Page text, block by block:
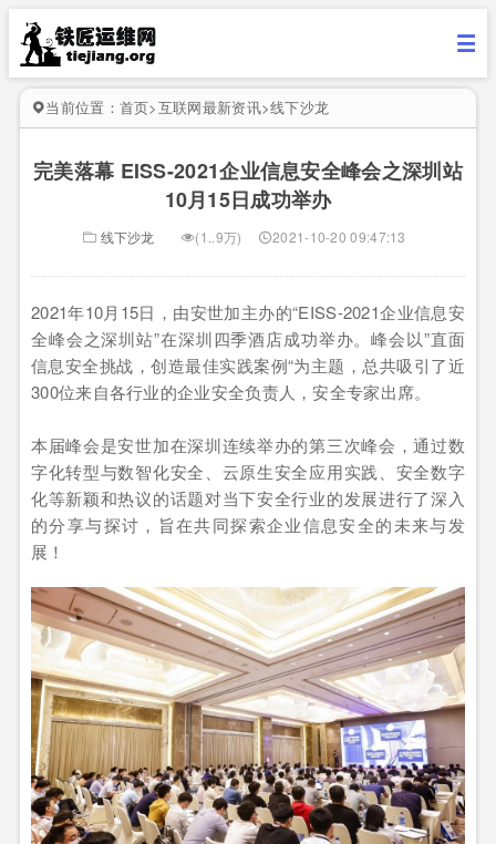
当前位置： 首页>互联网最新资讯>线下沙龙
完美落幕 EISS-2021企业信息安全峰会之深圳站
10月15日成功举办
线下沙龙 (1..9万) 2021-10-20 09:47:13
2021年10月15日，由安世加主办的“EISS-2021企业信息安
全峰会之深圳站”在深圳四季酒店成功举办。峰会以”直面
信息安全挑战，创造最佳实践案例“为主题，总共吸引了近
300位来自各行业的企业安全负责人，安全专家出席。
本届峰会是安世加在深圳连续举办的第三次峰会，通过数
字化转型与数智化安全、云原生安全应用实践、安全数字
化等新颖和热议的话题对当下安全行业的发展进行了深入
的分享与探讨，旨在共同探索企业信息安全的未来与发
展！